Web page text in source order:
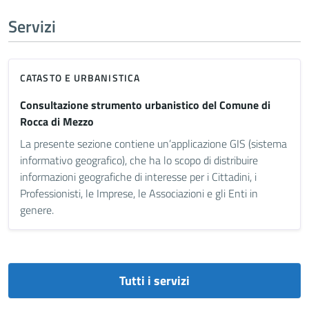
Servizi
CATASTO E URBANISTICA
Consultazione strumento urbanistico del Comune di
Rocca di Mezzo
La presente sezione contiene un’applicazione GIS (sistema
informativo geografico), che ha lo scopo di distribuire
informazioni geografiche di interesse per i Cittadini, i
Professionisti, le Imprese, le Associazioni e gli Enti in
genere.
Tutti i servizi